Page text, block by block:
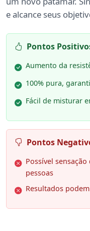
e alcance seus
Pontos
Aumento da
100% pura,
Fácil de misturar
Pontos
Possível
pessoas
Resultados